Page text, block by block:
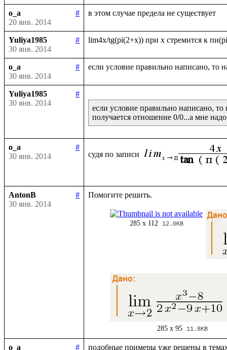
o_a
#
20 янв. 2014
Yuliya1985
#
30 янв. 2014
o_a
#
30 янв. 2014
Yuliya1985
#
30 янв. 2014
если условие правильно написано, то
o_a
#
30 янв. 2014
судя по записи
AntonB
#
30 янв. 2014
285 x 112 12.0KB
285 x 95 11.8KB
o_a #